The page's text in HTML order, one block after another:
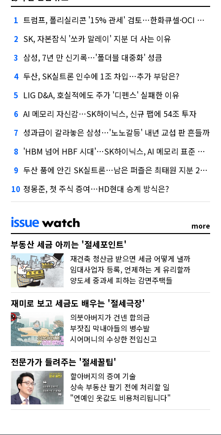
1 트럼프, 폴리실리콘 '15% 관세' 검토…한화큐셀·OCI 영향은?
2 SK, 자본잠식 '쏘카 말레이' 지분 더 사는 이유
3 삼성, 7년 만 신기록…'폴더블 대중화' 성큼
4 두산, SK실트론 인수에 1조 차입…추가 부담은?
5 LIG D&A, 호실적에도 주가 '디펜스' 실패한 이유
6 AI 메모리 자신감…SK하이닉스, 신규 팹에 54조 투자
7 성과급이 갈라놓은 삼성…'노노갈등' 내년 교섭 판 흔들까
8 'HBM 넘어 HBF 시대'…SK하이닉스, AI 메모리 표준 선점 나섰다
9 두산 품에 안긴 SK실트론…남은 퍼즐은 최태원 지분 29.4%
10 정몽준, 첫 주식 증여…HD현대 승계 방식은?
more
부동산 세금 아끼는 '절세포인트'
재건축 청산금 받으면 세금 어떻게 낼까
임대사업자 등록, 언제하는 게 유리할까
양도세 중과세 피하는 감면주택들
재미로 보고 세금도 배우는 '절세극장'
의붓아버지가 건넨 합의금
부잣집 막내아들의 병수발
시어머니의 수상한 전입신고
전문가가 들려주는 '절세꿀팁'
할아버지의 증여 기술
상속 부동산 팔기 전에 처리할 일
"연예인 옷값도 비용처리됩니다"